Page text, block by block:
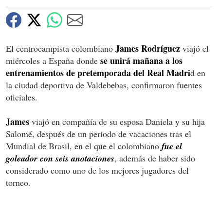
El centrocampista colombiano James Rodríguez viajó el
miércoles a España donde se unirá mañana a los
entrenamientos de pretemporada del Real Madrid en
la ciudad deportiva de Valdebebas, confirmaron fuentes
oficiales.
James viajó en compañía de su esposa Daniela y su hija
Salomé, después de un periodo de vacaciones tras el
Mundial de Brasil, en el que el colombiano fue el
goleador con seis anotaciones, además de haber sido
considerado como uno de los mejores jugadores del
torneo.